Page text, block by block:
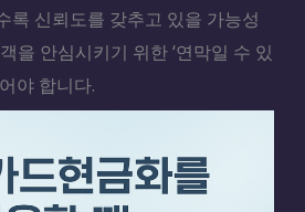
록 신뢰도를 갖추고 있을 가능성
을 안심시키기 위한 ‘연막일 수 있
야 합니다.